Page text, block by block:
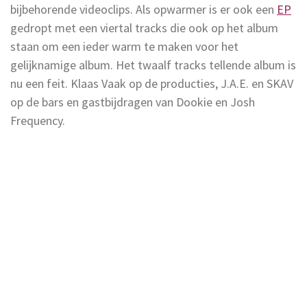
bijbehorende videoclips. Als opwarmer is er ook een EP
gedropt met een viertal tracks die ook op het album
staan om een ieder warm te maken voor het
gelijknamige album. Het twaalf tracks tellende album is
nu een feit. Klaas Vaak op de producties, J.A.E. en SKAV
op de bars en gastbijdragen van Dookie en Josh
Frequency.